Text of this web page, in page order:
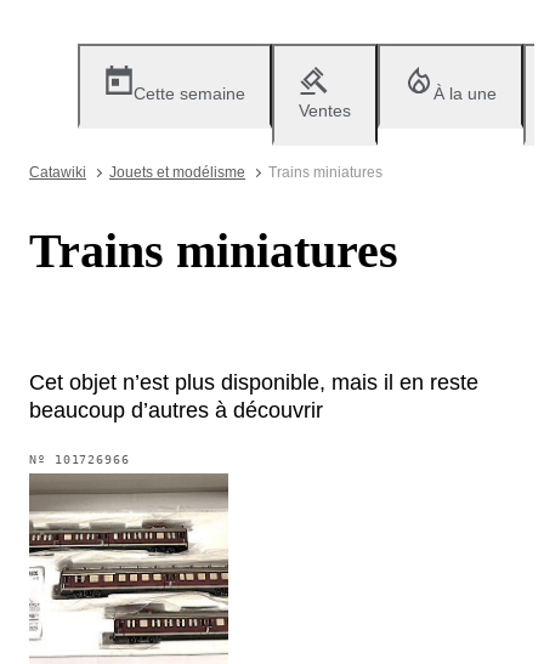
Cette semaine
Ventes
À la une
Catawiki Jouets et modélisme Trains miniatures
Trains miniatures
Cet objet n’est plus disponible, mais il en reste
beaucoup d’autres à découvrir
Nº 101726966